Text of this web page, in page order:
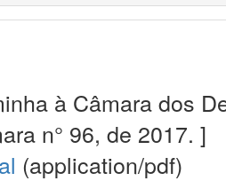
à Câmara dos
n° 96, de 2017. ]
(application/pdf)